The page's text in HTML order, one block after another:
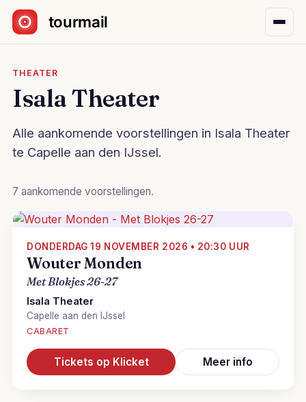
Sla navigatie over
THEATER
Isala Theater
Alle aankomende voorstellingen in Isala Theater
te Capelle aan den IJssel.
7 aankomende voorstellingen.
DONDERDAG 19 NOVEMBER 2026 • 20:30 UUR
Wouter Monden
Met Blokjes 26-27
Isala Theater
Capelle aan den IJssel
CABARET
Tickets op Klicket Meer info